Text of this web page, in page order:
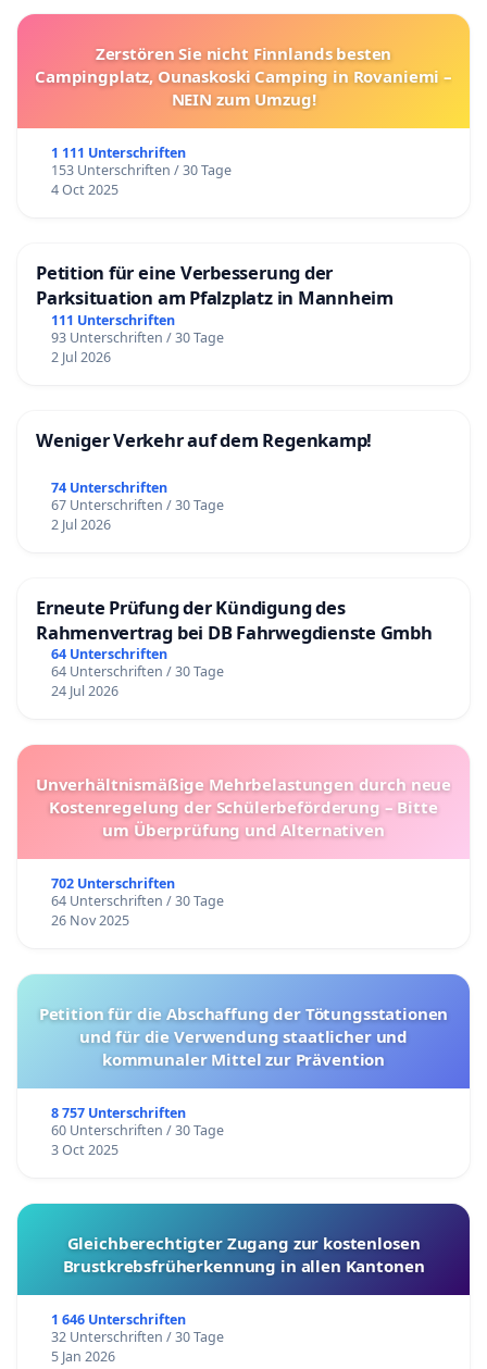
Zerstören Sie nicht Finnlands besten
Campingplatz, Ounaskoski Camping in Rovaniemi –
NEIN zum Umzug!
1 111 Unterschriften
153 Unterschriften / 30 Tage
4 Oct 2025
Petition für eine Verbesserung der
Parksituation am Pfalzplatz in Mannheim
111 Unterschriften
93 Unterschriften / 30 Tage
2 Jul 2026
Weniger Verkehr auf dem Regenkamp!
74 Unterschriften
67 Unterschriften / 30 Tage
2 Jul 2026
Erneute Prüfung der Kündigung des
Rahmenvertrag bei DB Fahrwegdienste Gmbh
64 Unterschriften
64 Unterschriften / 30 Tage
24 Jul 2026
Unverhältnismäßige Mehrbelastungen durch neue
Kostenregelung der Schülerbeförderung – Bitte
um Überprüfung und Alternativen
702 Unterschriften
64 Unterschriften / 30 Tage
26 Nov 2025
Petition für die Abschaffung der Tötungsstationen
und für die Verwendung staatlicher und
kommunaler Mittel zur Prävention
8 757 Unterschriften
60 Unterschriften / 30 Tage
3 Oct 2025
Gleichberechtigter Zugang zur kostenlosen
Brustkrebsfrüherkennung in allen Kantonen
1 646 Unterschriften
32 Unterschriften / 30 Tage
5 Jan 2026